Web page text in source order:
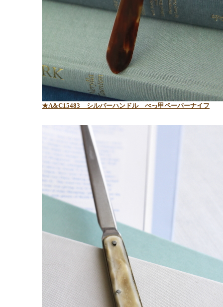
★A&C15483 シルバーハンドル べっ甲ペーパーナイフ